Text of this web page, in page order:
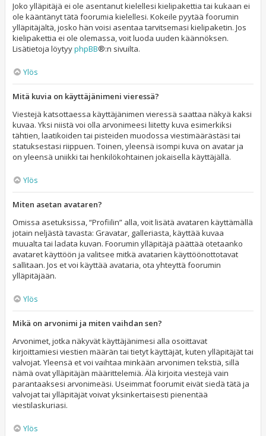
Joko ylläpitäjä ei ole asentanut kielellesi kielipakettia tai kukaan ei
ole kääntänyt tätä foorumia kielellesi. Kokeile pyytää foorumin
ylläpitäjältä, josko hän voisi asentaa tarvitsemasi kielipaketin. Jos
kielipakettia ei ole olemassa, voit luoda uuden käännöksen.
Lisätietoja löytyyphpBB®:n sivuilta.
Ylös
Mitä kuvia on käyttäjänimeni vieressä?
Viestejä katsottaessa käyttäjänimen vieressä saattaa näkyä kaksi
kuvaa. Yksi niistä voi olla arvonimeesi liitetty kuva esimerkiksi
tähtien, laatikoiden tai pisteiden muodossa viestimäärästäsi tai
statuksestasi riippuen. Toinen, yleensä isompi kuva on avatar ja
on yleensä uniikki tai henkilökohtainen jokaisella käyttäjällä.
Ylös
Miten asetan avataren?
Omissa asetuksissa, “Profiilin” alla, voit lisätä avataren käyttämällä
jotain neljästä tavasta: Gravatar, galleriasta, käyttää kuvaa
muualta tai ladata kuvan. Foorumin ylläpitäjä päättää otetaanko
avataret käyttöön ja valitsee mitkä avatarien käyttöönottotavat
sallitaan. Jos et voi käyttää avataria, ota yhteyttä foorumin
ylläpitäjään.
Ylös
Mikä on arvonimi ja miten vaihdan sen?
Arvonimet, jotka näkyvät käyttäjänimesi alla osoittavat
kirjoittamiesi viestien määrän tai tietyt käyttäjät, kuten ylläpitäjät tai
valvojat. Yleensä et voi vaihtaa minkään arvonimen tekstiä, sillä
nämä ovat ylläpitäjän määrittelemiä. Älä kirjoita viestejä vain
parantaaksesi arvonimeäsi. Useimmat foorumit eivät siedä tätä ja
valvojat tai ylläpitäjät voivat yksinkertaisesti pienentää
viestilaskuriasi.
Ylös